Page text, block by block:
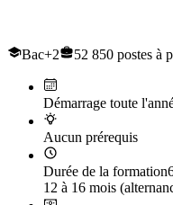
Bac+2 52 850 postes à
Démarrage toute
Aucun prérequis
Durée de la formation
12 à 16 mois